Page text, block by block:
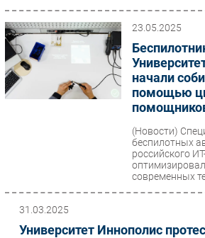
23.05.2025
начали
помощью
(Новости)
беспилотных
российского
современных
31.03.2025
Университет Иннополис